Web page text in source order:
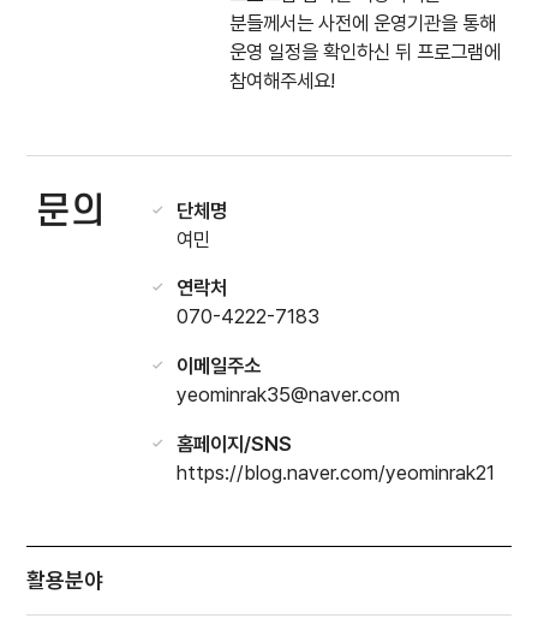
분들께서는 사전에 운영기관을 통해
운영 일정을 확인하신 뒤 프로그램에
참여해주세요!
문의
단체명
여민
연락처
070-4222-7183
이메일주소
yeominrak35@naver.com
홈페이지/SNS
https://blog.naver.com/yeominrak21
활용분야